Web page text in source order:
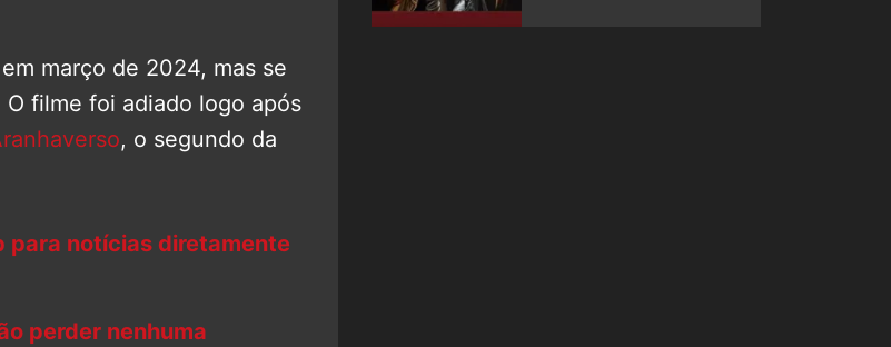
março de 2024, mas se
O filme foi adiado logo após
, o segundo da
para notícias diretamente
perder nenhuma